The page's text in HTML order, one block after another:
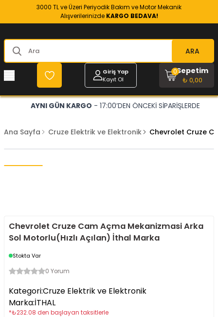
3000 TL ve Üzeri Periyodik Bakım ve Motor Mekanik
Alışverilerinizde KARGO BEDAVA!
ARA
Giriş Yap
Kayıt Ol
Sepetim
₺ 0,00
0
AYNI GÜN KARGO - 17:00’DEN ÖNCEKİ SİPARİŞLERDE
Ana Sayfa Cruze Elektrik ve Elektronik Chevrolet Cruze
Chevrolet Cruze Cam Açma Mekanizmasi Arka
Sol Motorlu(Hızlı Açılan) İthal Marka
Stokta Var
0 Yorum
Kategori:Cruze Elektrik ve Elektronik
Marka:İTHAL
*₺232.08 den başlayan taksitlerle